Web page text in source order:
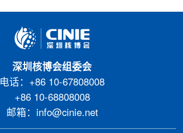
深圳核博会组委会
电话：+86 10-67808008
+86 10-68808008
邮箱：info@cinie.net